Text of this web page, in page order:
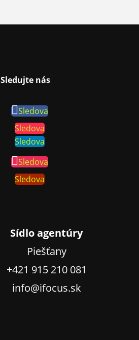
Sledujte nás
Sledova
Sledova
Sledova
Sledova
Sledova
Sídlo agentúry
Piešťany
+421 915 210 081
info@ifocus.sk